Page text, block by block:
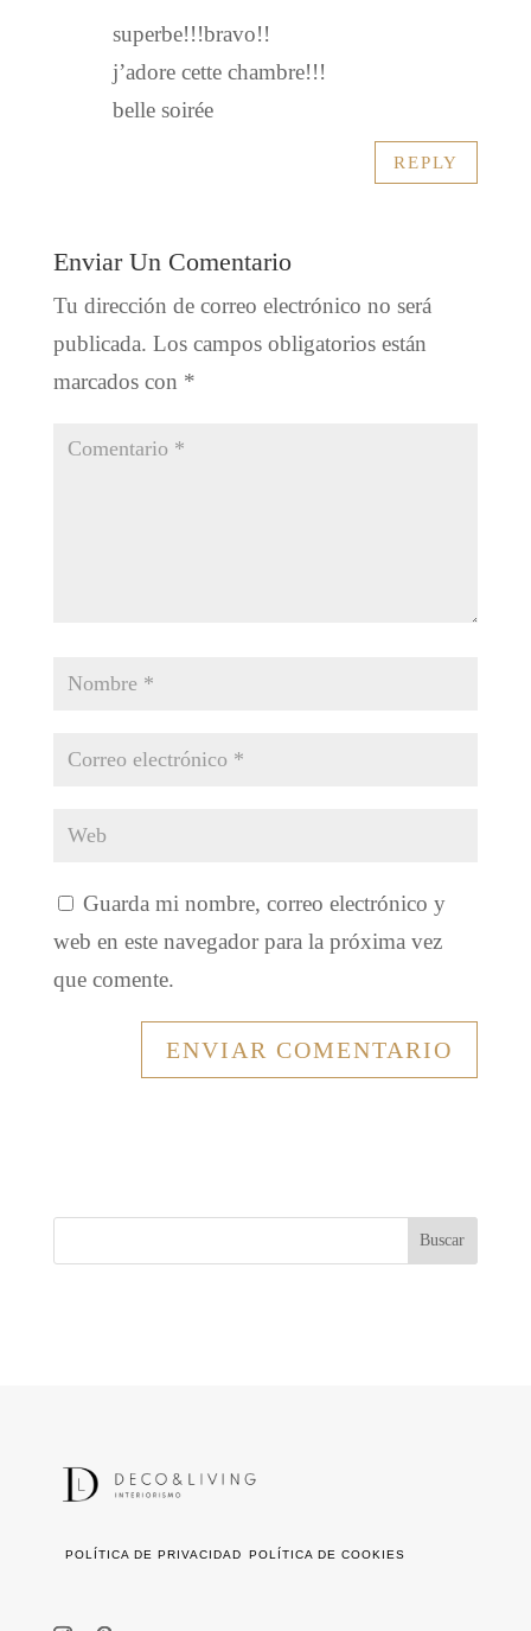
superbe!!!bravo!!
j’adore cette chambre!!!
belle soirée
REPLY
Enviar Un Comentario
Tu dirección de correo electrónico no será
publicada. Los campos obligatorios están
marcados con *
Guarda mi nombre, correo electrónico y
web en este navegador para la próxima vez
que comente.
POLÍTICA DE PRIVACIDAD POLÍTICA DE COOKIES